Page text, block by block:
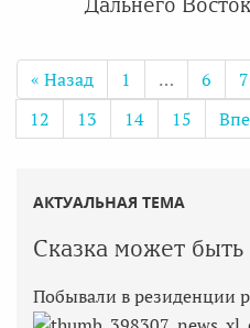
« Назад 1 … 6 7
12
13 14 15
АКТУАЛЬНАЯ ТЕМА
Сказка может быть
Побывали в резиденции